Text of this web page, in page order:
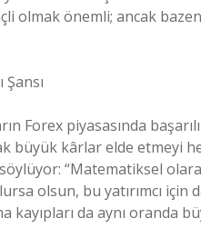
olmak önemli; ancak
Şansı
Forex piyasasında
büyük kârlar elde etmeyi
“Matematiksel
olsun, bu yatırımcı için
da aynı oranda